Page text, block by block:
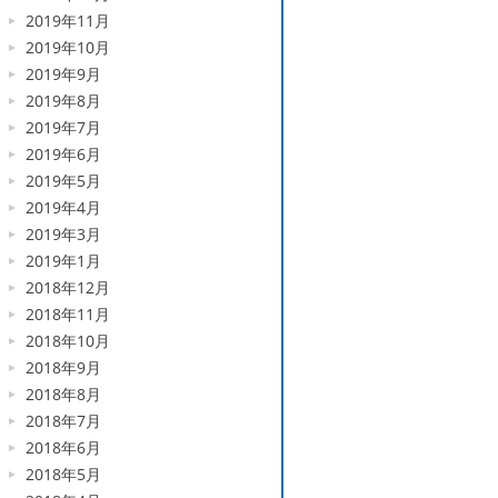
2019年11月
2019年10月
2019年9月
2019年8月
2019年7月
2019年6月
2019年5月
2019年4月
2019年3月
2019年1月
2018年12月
2018年11月
2018年10月
2018年9月
2018年8月
2018年7月
2018年6月
2018年5月